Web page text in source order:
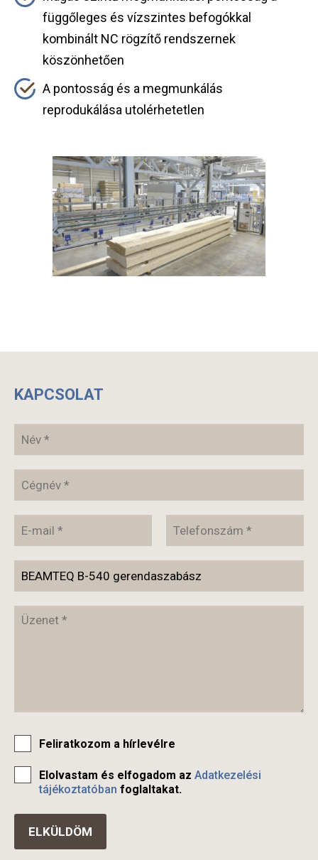
függőleges és vízszintes befogókkal
kombinált NC rögzítő rendszernek
köszönhetően
A pontosság és a megmunkálás
reprodukálása utolérhetetlen
KAPCSOLAT
Feliratkozom a hírlevélre
Elolvastam és elfogadom az Adatkezelési
tájékoztatóban foglaltakat.